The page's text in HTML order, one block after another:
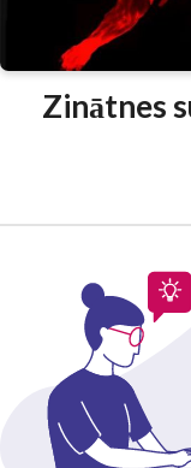
Zinātnes